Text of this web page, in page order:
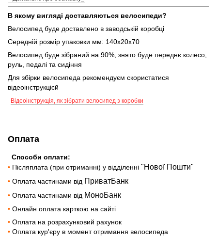
В якому вигляді доставляються велосипеди?
Велосипед буде доставлено в заводській коробці
Середній розмір упаковки мм: 140х20х70
Велосипед буде зібраний на 90%, знято буде переднє колесо,
руль, педалі та сидіння
Для збірки велосипеда рекомендуєм скористатися
відеоінструкцієй
Відеоінструкція, як зібрати велосипед з коробки
Оплата
Способи оплати:
• Післяплата (при отриманні) у відділенні "Нової Пошти"
• Оплата частинами від ПриватБанк
• Оплата частинами від МоноБанк
• Онлайн оплата карткою на сайті
• Оплата на розрахунковий рахунок
• Оплата кур'єру в момент отримання велосипеда